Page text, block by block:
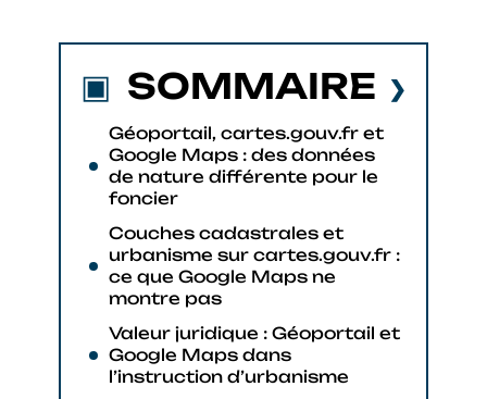
SOMMAIRE
Géoportail, cartes.gouv.fr et
Google Maps : des données
de nature différente pour le
foncier
Couches cadastrales et
urbanisme sur cartes.gouv.fr :
ce que Google Maps ne
montre pas
Valeur juridique : Géoportail et
Google Maps dans
l’instruction d’urbanisme